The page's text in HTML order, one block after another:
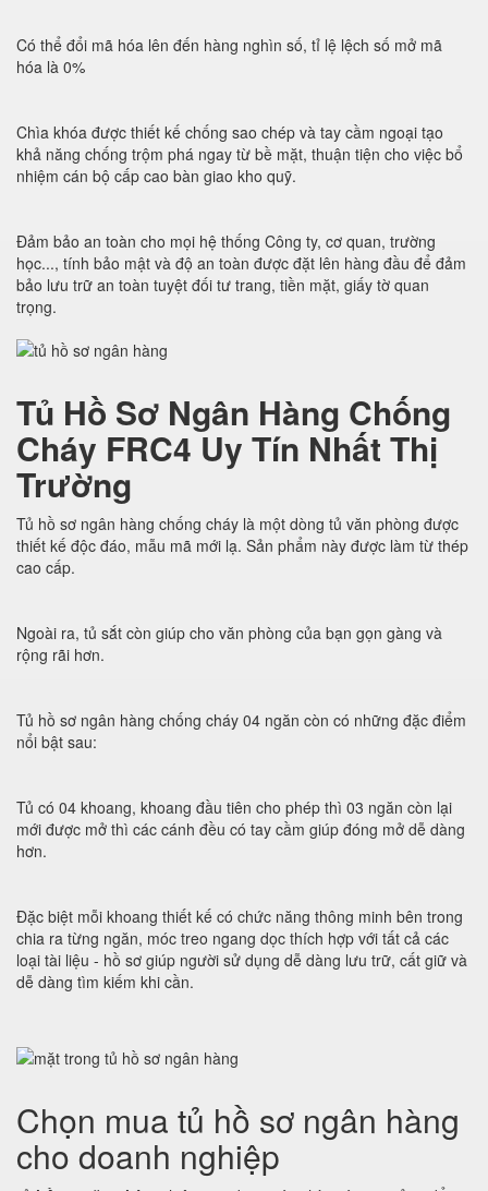
Có thể đổi mã hóa lên đến hàng nghìn số, tỉ lệ lệch số mở mã
hóa là 0%
Chìa khóa được thiết kế chống sao chép và tay cầm ngoại tạo
khả năng chống trộm phá ngay từ bề mặt, thuận tiện cho việc bổ
nhiệm cán bộ cấp cao bàn giao kho quỹ.
Đảm bảo an toàn cho mọi hệ thống Công ty, cơ quan, trường
học..., tính bảo mật và độ an toàn được đặt lên hàng đầu để đảm
bảo lưu trữ an toàn tuyệt đối tư trang, tiền mặt, giấy tờ quan
trọng.
Tủ Hồ Sơ Ngân Hàng Chống
Cháy FRC4 Uy Tín Nhất Thị
Trường
Tủ hồ sơ ngân hàng chống cháy là một dòng tủ văn phòng được
thiết kế độc đáo, mẫu mã mới lạ. Sản phẩm này được làm từ thép
cao cấp.
Ngoài ra, tủ sắt còn giúp cho văn phòng của bạn gọn gàng và
rộng rãi hơn.
Tủ hồ sơ ngân hàng chống cháy 04 ngăn còn có những đặc điểm
nổi bật sau:
Tủ có 04 khoang, khoang đầu tiên cho phép thì 03 ngăn còn lại
mới được mở thì các cánh đều có tay cầm giúp đóng mở dễ dàng
hơn.
Đặc biệt mỗi khoang thiết kế có chức năng thông minh bên trong
chia ra từng ngăn, móc treo ngang dọc thích hợp với tất cả các
loại tài liệu - hồ sơ giúp người sử dụng dễ dàng lưu trữ, cất giữ và
dễ dàng tìm kiếm khi cần.
Chọn mua tủ hồ sơ ngân hàng
cho doanh nghiệp